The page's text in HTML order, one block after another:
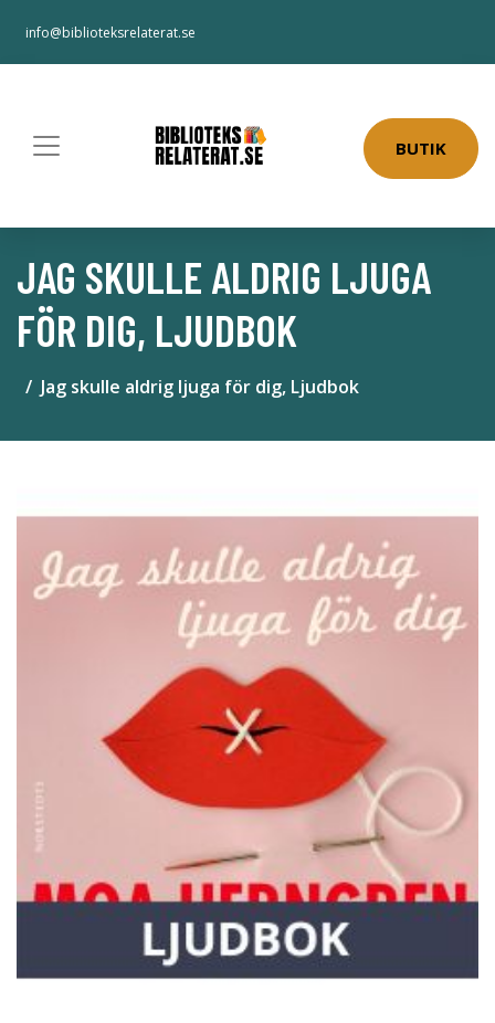
info@biblioteksrelaterat.se
BUTIK
JAG SKULLE ALDRIG LJUGA
FÖR DIG, LJUDBOK
Jag skulle aldrig ljuga för dig, Ljudbok